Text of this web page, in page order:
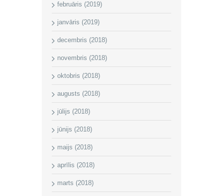
februāris (2019)
janvāris (2019)
decembris (2018)
novembris (2018)
oktobris (2018)
augusts (2018)
jūlijs (2018)
jūnijs (2018)
maijs (2018)
aprīlis (2018)
marts (2018)